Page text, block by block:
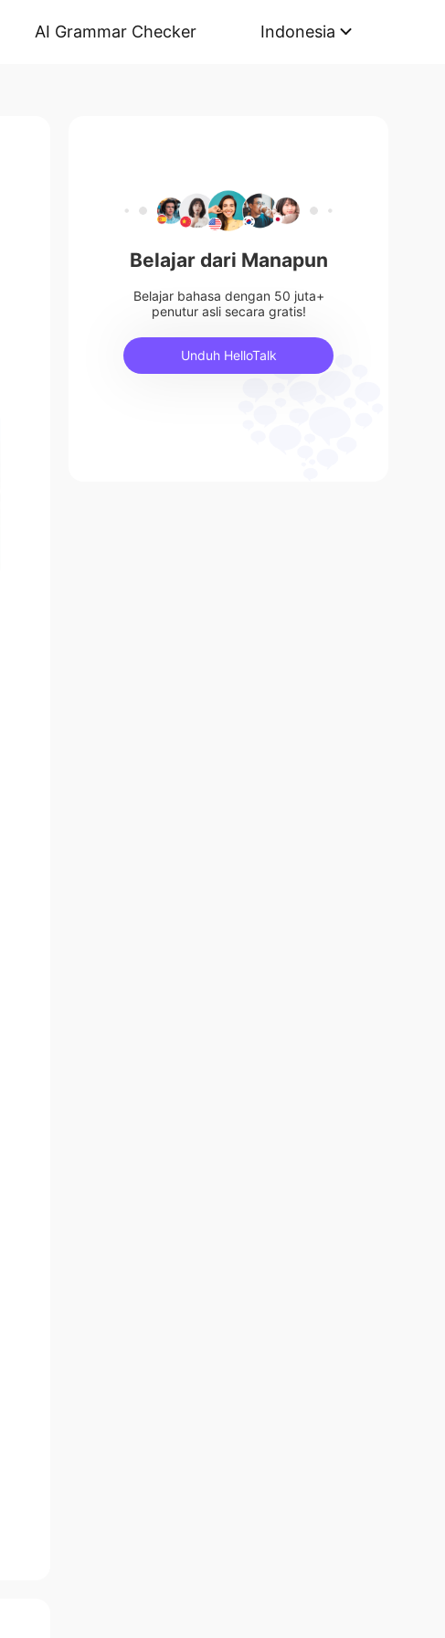
AI Grammar Checker Indonesia
Belajar dari Manapun
Belajar bahasa dengan 50 juta+
penutur asli secara gratis!
Unduh HelloTalk